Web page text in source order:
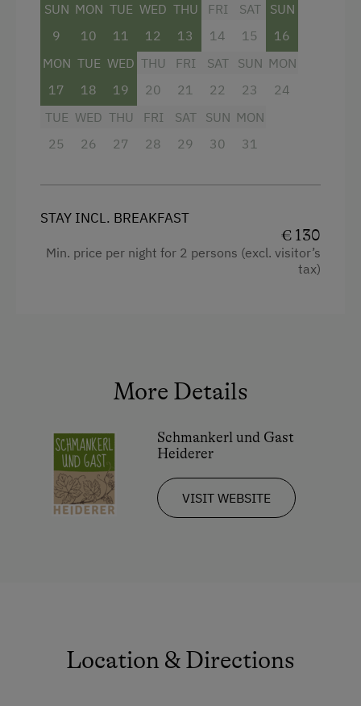
Towels
Hypoallergenic pillows
Modern
SUN
9
MON
10
TUE
11
WED
12
THU
13
FRI
14
SAT
15
SUN
16
MON
17
TUE
18
WED
19
THU
20
FRI
21
SAT
22
SUN
23
MON
24
TUE
25
WED
26
THU
27
FRI
28
SAT
29
SUN
30
MON
31
STAY INCL. BREAKFAST
€ 130
Min. price per night for 2 persons (excl. visitor’s
tax)
More Details
Schmankerl und Gast
Heiderer
VISIT WEBSITE
Location & Directions